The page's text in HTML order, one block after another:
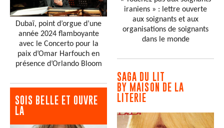
Dubaï, point d’orgue d’une
année 2024 flamboyante
avec le Concerto pour la
paix d’Omar Harfouch en
présence d’Orlando Bloom
SOIS BELLE ET OUVRE
LA
iraniens » : lettre ouverte
aux soignants et aux
organisations de soignants
dans le monde
SAGA DU LIT
BY MAISON DE LA
LITERIE